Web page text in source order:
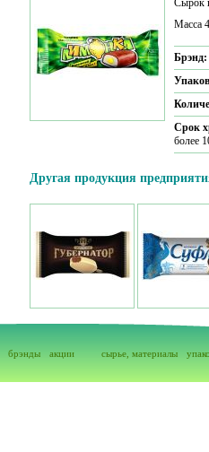
Сырок
Масса
Брэнд:
Срок
более
Другая продукция
брэнды акции сырье, материалы